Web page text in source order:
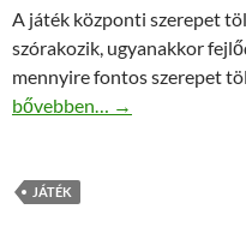
A játék központi szerepet
szórakozik, ugyanakkor
mennyire fontos szerepet
Játék webáruházzal
bővebben… →
JÁTÉK